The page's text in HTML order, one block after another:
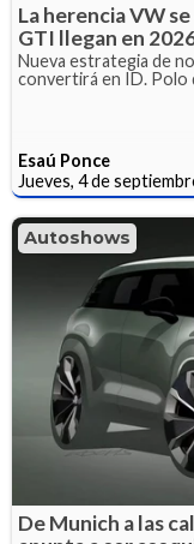
La herencia VW
GTI llegan en
Nueva estrategia de
convertirá en ID. Polo
Esaú Ponce
Jueves, 4 de
Autoshows
De Munich a las